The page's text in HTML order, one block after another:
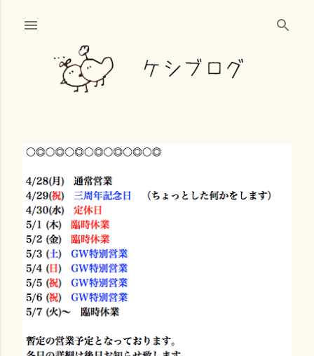
スキップしてメイン コンテンツに移動
投
稿